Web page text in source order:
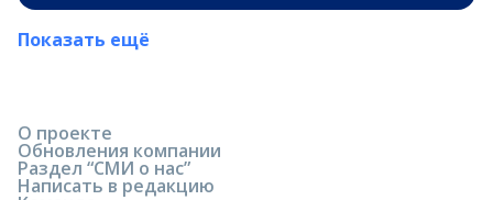
Показать ещё
О проекте
Обновления компании
Раздел “СМИ о нас”
Написать в редакцию